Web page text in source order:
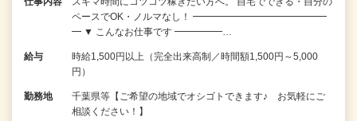
ペースでOK・ノルマなし！ ━━━━━━━━━━━━━━
━ ▼ こんなお仕事です ━━━━━…
給与
時給1,500円以上（完全出来高制／時間額1,500円～5,000
円）
勤務地
千葉県等【ご希望の地域でオシゴトできます♪ お気軽にご
相談ください！】